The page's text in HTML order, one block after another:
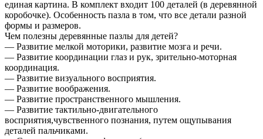
единая картина. В комплект входит 100 деталей (в деревянной
коробочке). Особенность пазла в том, что все детали разной
формы и размеров.
Чем полезны деревянные пазлы для детей?
— Развитие мелкой моторики, развитие мозга и речи.
— Развитие координации глаз и рук, зрительно-моторная
координация.
— Развитие визуального восприятия.
— Развитие воображения.
— Развитие пространственного мышления.
— Развитие тактильно-двигательного
восприятия,чувственного познания, путем ощупывания
деталей пальчиками.